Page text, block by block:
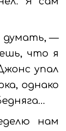
думать, —
что я
упал
однако
нам